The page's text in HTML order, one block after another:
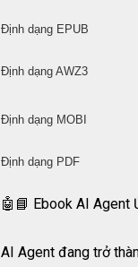
Định dạng
Định dạng
Định dạng
Định dạng
🤖📘 Ebook AI Agent
AI Agent đang trở